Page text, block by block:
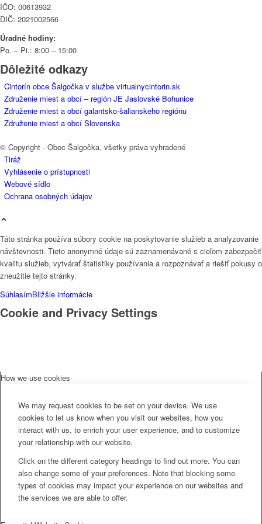
IČO: 00613932
DIČ: 2021002566
Úradné hodiny:
Po. – Pi.: 8:00 – 15:00
Dôležité odkazy
Cintorín obce Šalgočka v službe virtualnycintorin.sk
Združenie miest a obcí – región JE Jaslovské Bohunice
Združenie miest a obcí galantsko-šalianskeho regiónu
Združenie miest a obcí Slovenska
© Copyright - Obec Šalgočka, všetky práva vyhradené
Tiráž
Vyhlásenie o prístupnosti
Webové sídlo
Ochrana osobných údajov
Táto stránka používa súbory cookie na poskytovanie služieb a analyzovanie
návštevnosti. Tieto anonymné údaje sú zaznamenávané s cieľom zabezpečiť
kvalitu služieb, vytvárať štatistiky používania a rozpoznávať a riešiť pokusy o
zneužitie tejto stránky.
SúhlasímBližšie informácie
Cookie and Privacy Settings
How we use cookies
We may request cookies to be set on your device. We use
cookies to let us know when you visit our websites, how you
interact with us, to enrich your user experience, and to customize
your relationship with our website.
Click on the different category headings to find out more. You can
also change some of your preferences. Note that blocking some
types of cookies may impact your experience on our websites and
the services we are able to offer.